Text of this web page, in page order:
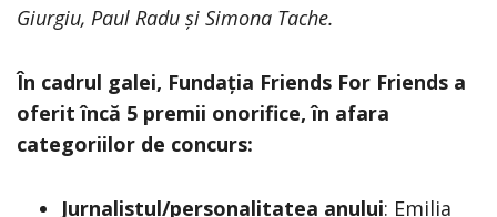
Giurgiu, Paul Radu și Simona Tache.
În cadrul galei, Fundația Friends For Friends a
oferit încă 5 premii onorifice, în afara
categoriilor de concurs:
Jurnalistul/personalitatea anului: Emilia